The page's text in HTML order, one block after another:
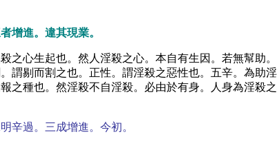
增進。違其現業。
心生起也。然人淫殺之心。本自有生因。若無幫助
謂剔而割之也。正性。謂淫殺之惡性也。五辛。為助
之種也。然淫殺不自淫殺。必由於有身。人身為淫殺
辛過。三成增進。今初。